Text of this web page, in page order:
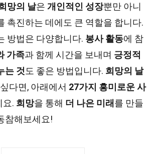
망의 날은 개인적인 성장뿐만 아니
촉진하는 데에도 큰 역할을 합니다.
방법은 다양합니다. 봉사 활동에 참
가족과 함께 시간을 보내며 긍정적
는 것 도 좋은 방법입니다. 희망의 날
다면, 아래에서 27가지 흥미로운 사
요. 희망을 통해 더 나은 미래 를 만들
참해보세요!